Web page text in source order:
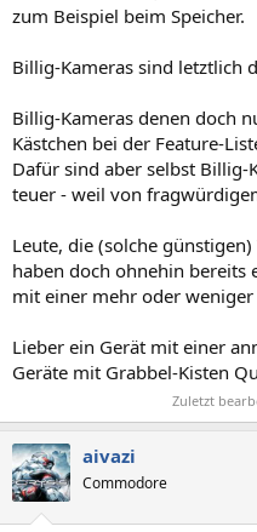
zum Beispiel beim Speicher.
Billig-Kameras sind letztlich
Billig-Kameras denen doch
Kästchen bei der Feature-
Dafür sind aber selbst Billig-
teuer - weil von
Leute, die (solche günstigen)
haben doch ohnehin bereits
mit einer mehr oder
Lieber ein Gerät mit einer
Geräte mit Grabbel-Kisten
Zuletzt
aivazi
Commodore